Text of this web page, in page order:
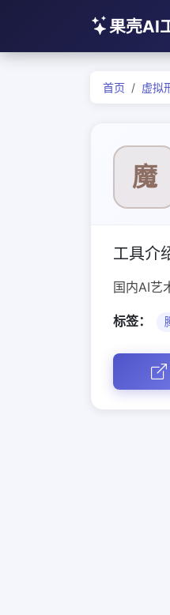
果壳AI
首页 虚拟
魔
工具介
国内AI艺
标签：